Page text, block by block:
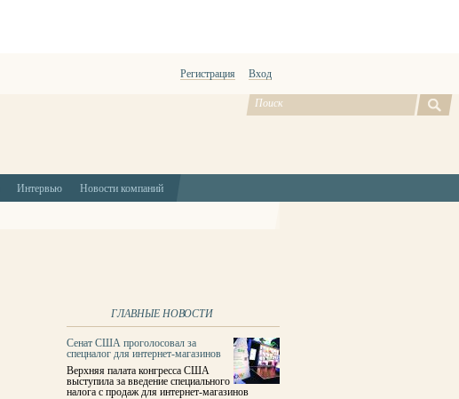
Регистрация Вход
Интервью Новости компаний
ГЛАВНЫЕ НОВОСТИ
Сенат США проголосовал за
спецналог для интернет-магазинов
Верхняя палата конгресса США
выступила за введение специального
налога с продаж для интернет-магазинов